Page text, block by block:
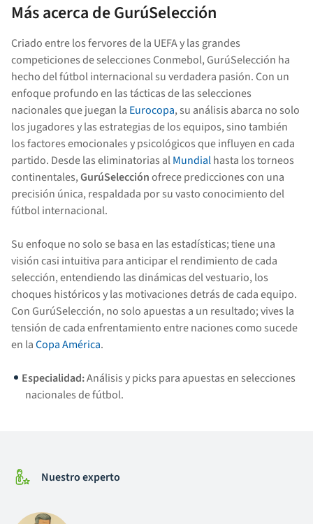
Más acerca de GurúSelección
Criado entre los fervores de la UEFA y las grandes
competiciones de selecciones Conmebol, GurúSelección ha
hecho del fútbol internacional su verdadera pasión. Con un
enfoque profundo en las tácticas de las selecciones
nacionales que juegan la Eurocopa, su análisis abarca no solo
los jugadores y las estrategias de los equipos, sino también
los factores emocionales y psicológicos que influyen en cada
partido. Desde las eliminatorias alMundialhasta los torneos
continentales,GurúSelecciónofrece predicciones con una
precisión única, respaldada por su vasto conocimiento del
fútbol internacional.
Su enfoque no solo se basa en las estadísticas; tiene una
visión casi intuitiva para anticipar el rendimiento de cada
selección, entendiendo las dinámicas del vestuario, los
choques históricos y las motivaciones detrás de cada equipo.
Con GurúSelección, no solo apuestas a un resultado; vives la
tensión de cada enfrentamiento entre naciones como sucede
en laCopa América.
Especialidad:Análisis y picks para apuestas en selecciones
nacionales de fútbol.
Nuestro experto